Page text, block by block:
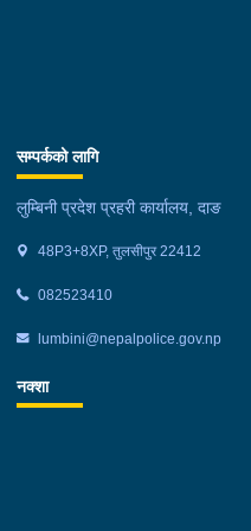
सम्पर्कको लागि
लुम्बिनी प्रदेश प्रहरी कार्यालय, दाङ
48P3+8XP, तुलसीपुर 22412
082523410
lumbini@nepalpolice.gov.np
नक्शा